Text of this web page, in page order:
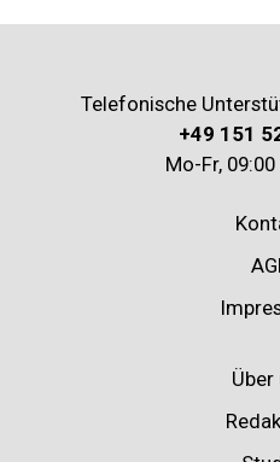
Telefonische
+49 151
Mo-Fr,
Über